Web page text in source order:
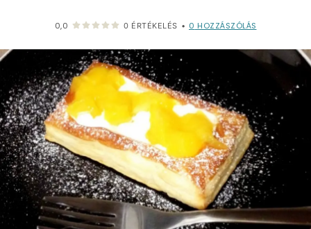
0,0 0 ÉRTÉKELÉS • 0 HOZZÁSZÓLÁS